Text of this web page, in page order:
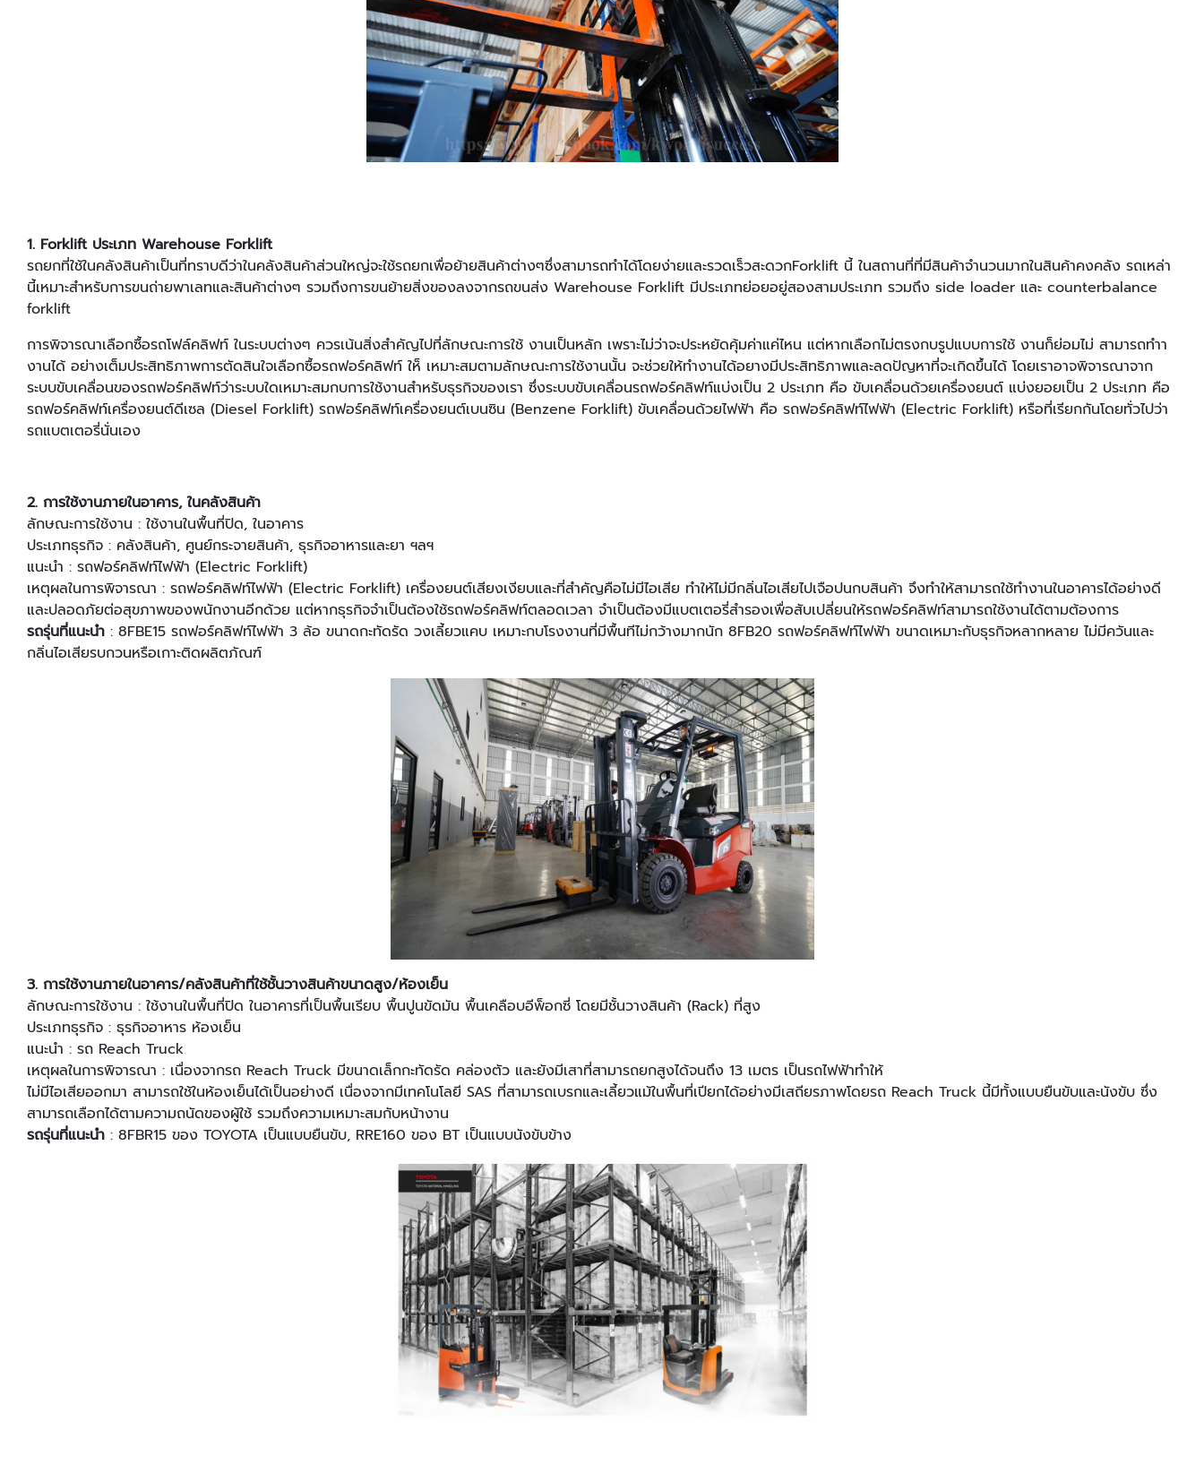
1. Forklift ประเภท Warehouse Forklift
รถยกที่ใช้ในคลังสินค้าเป็นที่ทราบดีว่าในคลังสินค้าส่วนใหญ่จะใช้รถยกเพื่อย้ายสินค้าต่างๆซึ่งสามารถทําได้โดยง่ายและรวดเร็วสะดวกForklift นี้ ในสถานที่ที่มีสินค้าจํานวนมากในสินค้าคงคลัง รถเหล่า
นี้เหมาะสําหรับการขนถ่ายพาเลทและสินค้าต่างๆ รวมถึงการขนย้ายสิ่งของลงจากรถขนส่ง Warehouse Forklift มีประเภทย่อยอยู่สองสามประเภท รวมถึง side loader และ counterbalance
forklift
การพิจารณาเลือกซื้อรถโฟล์คลิฟท์ ในระบบต่างๆ ควรเน้นสิ่งสำคัญไปที่ลักษณะการใช้ งานเป็นหลัก เพราะไม่ว่าจะประหยัดคุ้มค่าแค่ไหน แต่หากเลือกไม่ตรงกบรูปแบบการใช้ งานก็ย่อมไม่ สามารถทำา
งานได้ อย่างเต็มประสิทธิภาพการตัดสินใจเลือกซื้อรถฟอร์คลิฟท์ ให็ เหมาะสมตามลักษณะการใช้งานนั้น จะช่วยให้ทำงานได้อยางมีประสิทธิภาพและลดปัญหาที่จะเกิดขึ้นได้ โดยเราอาจพิจารณาจาก
ระบบขับเคลื่อนของรถฟอร์คลิฟท์ว่าระบบใดเหมาะสมกบการใช้งานสำหรับธุรกิจของเรา ซึ่งระบบขับเคลื่อนรถฟอร์คลิฟท์แบ่งเป็น 2 ประเภท คือ ขับเคลื่อนด้วยเครื่องยนต์ แบ่งยอยเป็น 2 ประเภท คือ
รถฟอร์คลิฟท์เครื่องยนต์ดีเซล (Diesel Forklift) รถฟอร์คลิฟท์เครื่องยนต์เบนซิน (Benzene Forklift) ขับเคลื่อนด้วยไฟฟ้า คือ รถฟอร์คลิฟท์ไฟฟ้า (Electric Forklift) หรือที่เรียกกันโดยทั่วไปว่า
รถแบตเตอรี่นั่นเอง
2. การใช้งานภายในอาคาร, ในคลังสินค้า
ลักษณะการใช้งาน : ใช้งานในพื้นที่ปิด, ในอาคาร
ประเภทธุรกิจ : คลังสินค้า, ศูนย์กระจายสินค้า, ธุรกิจอาหารและยา ฯลฯ
แนะนํา : รถฟอร์คลิฟท์ไฟฟ้า (Electric Forklift)
เหตุผลในการพิจารณา : รถฟอร์คลิฟท์ไฟฟ้า (Electric Forklift) เครื่องยนต์เสียงเงียบและที่สําคัญคือไม่มีไอเสีย ทําให้ไม่มีกลิ่นไอเสียไปเจือปนกบสินค้า จึงทําให้สามารถใช้ทํางานในอาคารได้อย่างดี
และปลอดภัยต่อสุขภาพของพนักงานอีกด้วย แต่หากธุรกิจจําเป็นต้องใช้รถฟอร์คลิฟท์ตลอดเวลา จําเป็นต้องมีแบตเตอรี่สํารองเพื่อสับเปลี่ยนให้รถฟอร์คลิฟท์สามารถใช้งานได้ตามต้องการ
รถรุ่นที่แนะนํา : 8FBE15 รถฟอร์คลิฟท์ไฟฟ้า 3 ล้อ ขนาดกะทัดรัด วงเลี้ยวแคบ เหมาะกบโรงงานที่มีพื้นทีไม่กว้างมากนัก 8FB20 รถฟอร์คลิฟท์ไฟฟ้า ขนาดเหมาะกับธุรกิจหลากหลาย ไม่มีควันและ
กลิ่นไอเสียรบกวนหรือเกาะติดผลิตภัณฑ์
3. การใช้งานภายในอาคาร/คลังสินค้าที่ใช้ชั้นวางสินค้าขนาดสูง/ห้องเย็น
ลักษณะการใช้งาน : ใช้งานในพื้นที่ปิด ในอาคารที่เป็นพื้นเรียบ พื้นปูนขัดมัน พื้นเคลือบอีพ็อกซี่ โดยมีชั้นวางสินค้า (Rack) ที่สูง
ประเภทธุรกิจ : ธุรกิจอาหาร ห้องเย็น
แนะนํา : รถ Reach Truck
เหตุผลในการพิจารณา : เนื่องจากรถ Reach Truck มีขนาดเล็กกะทัดรัด คล่องตัว และยังมีเสาที่สามารถยกสูงได้จนถึง 13 เมตร เป็นรถไฟฟ้าทําให้
ไม่มีไอเสียออกมา สามารถใช้ในห้องเย็นได้เป็นอย่างดี เนื่องจากมีเทคโนโลยี SAS ที่สามารถเบรกและเลี้ยวแม้ในพื้นที่เปียกได้อย่างมีเสถียรภาพโดยรถ Reach Truck นี้มีทั้งแบบยืนขับและนังขับ ซึ่ง
สามารถเลือกได้ตามความถนัดของผู้ใช้ รวมถึงความเหมาะสมกับหน้างาน
รถรุ่นที่แนะนํา : 8FBR15 ของ TOYOTA เป็นแบบยืนขับ, RRE160 ของ BT เป็นแบบนังขับข้าง